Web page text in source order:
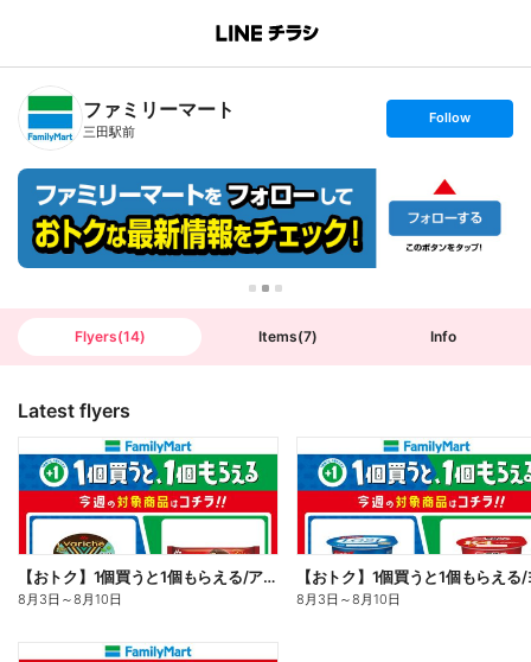
B
n
T
ファミリーマート
三田駅前
s
t
w
Follow
Flyers(14) Items(7) Info
Latest flyers
【おトク】1個買うと1個もらえる/アイス
8月3日 ～8月10日 8月3日 ～8月10日